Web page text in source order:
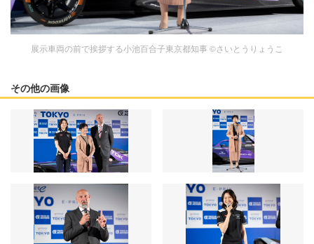
展示車両の前で挨拶する小池百合子東京都知事 ©︎さいとうりょうこ
その他の画像